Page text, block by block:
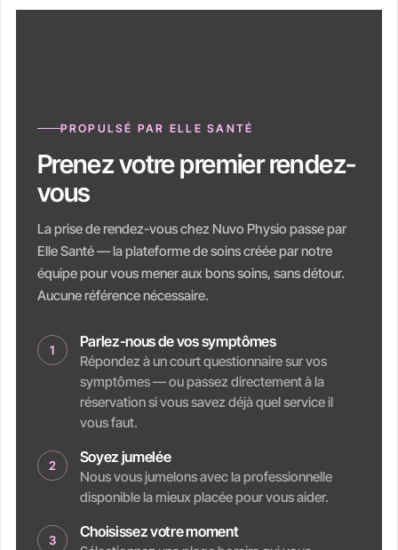
PROPULSÉ PAR ELLE SANTÉ
Prenez votre premier rendez-
vous
La prise de rendez-vous chez Nuvo Physio passe par
Elle Santé — la plateforme de soins créée par notre
équipe pour vous mener aux bons soins, sans détour.
Aucune référence nécessaire.
1 Parlez-nous de vos symptômes
Répondez à un court questionnaire sur vos
symptômes — ou passez directement à la
réservation si vous savez déjà quel service il
vous faut.
2 Soyez jumelée
Nous vous jumelons avec la professionnelle
disponible la mieux placée pour vous aider.
3 Choisissez votre moment